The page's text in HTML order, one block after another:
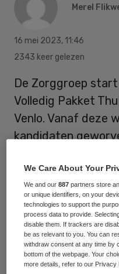
Merel
16 mei 2023, 11:46
2343 keer gelezen
De Zorggroep
Volledig Pakket
Venlo. Vanaf deze
kandidaten
De pilot loopt tot
streven is om VPT
in alle
Alternatieven
We Care About Your
We and our887 partners store
or unique identifiers, on your
technologies to support the
process data to provide.
disable them. If trackers are
be as relevant to you. You can
withdraw consent at any time by
bottom of the webpage. Your
more details, refer to our Privacy